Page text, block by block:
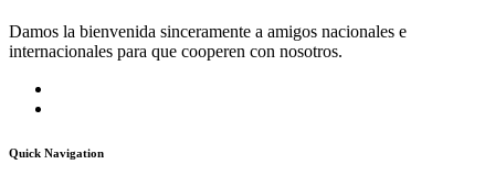
Damos la bienvenida sinceramente a amigos nacionales e
internacionales para que cooperen con nosotros.
Quick Navigation